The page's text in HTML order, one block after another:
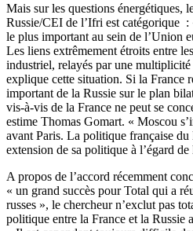
Mais sur les questions énergétiques,
Russie/CEI de l’Ifri est catégorique
le plus important au sein de l’Union
Les liens extrêmement étroits entre
industriel, relayés par une multiplicité
explique cette situation. Si la France
important de la Russie sur le plan
vis-à-vis de la France ne peut se
estime Thomas Gomart. « Moscou
avant Paris. La politique française du
extension de sa politique à l’égard
A propos de l’accord récemment
« un grand succès pour Total qui a
russes », le chercheur n’exclut pas
politique entre la France et la Russie